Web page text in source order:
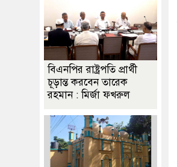
বিএনপির রাষ্ট্রপতি প্রার্থী
চূড়ান্ত করবেন তারেক
রহমান : মির্জা ফখরুল